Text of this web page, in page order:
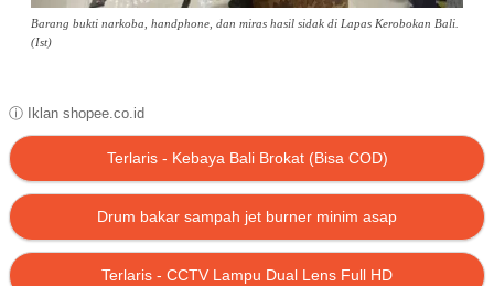
Barang bukti narkoba, handphone, dan miras hasil sidak di Lapas Kerobokan Bali.
(Ist)
ⓘ Iklan shopee.co.id
Terlaris - Kebaya Bali Brokat (Bisa COD)
Drum bakar sampah jet burner minim asap
Terlaris - CCTV Lampu Dual Lens Full HD